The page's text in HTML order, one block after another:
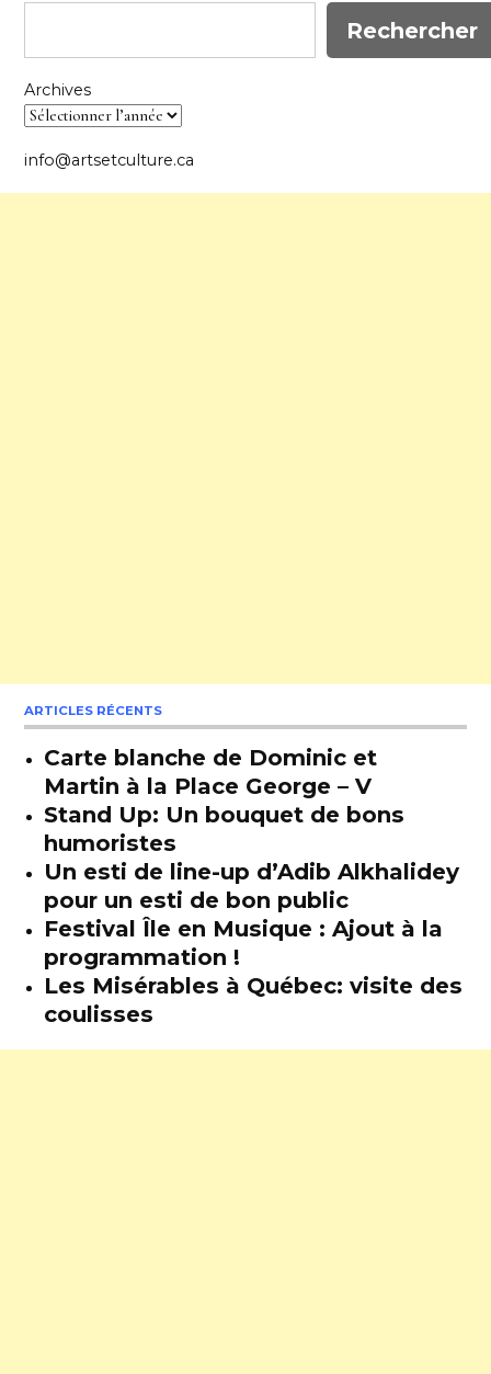
Rechercher
Archives
info@artsetculture.ca
ARTICLES RÉCENTS
Carte blanche de Dominic et
Martin à la Place George – V
Stand Up: Un bouquet de bons
humoristes
Un esti de line-up d’Adib Alkhalidey
pour un esti de bon public
Festival Île en Musique : Ajout à la
programmation !
Les Misérables à Québec: visite des
coulisses